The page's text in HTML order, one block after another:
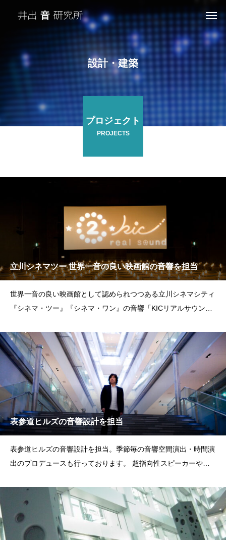
設計・建築
プロジェクト
PROJECTS
立川シネマツー 世界一音の良い映画館の音響を担当
世界一音の良い映画館として認められつつある立川シネマシティ
『シネマ・ツー』『シネマ・ワン』の音響「KICリアルサウンド
表参道ヒルズの音響設計を担当
表参道ヒルズの音響設計を担当。季節毎の音響空間演出・時間演
出のプロデュースも行っております。 超指向性スピーカーや平